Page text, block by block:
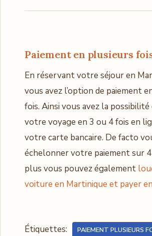
Paiement en plusieurs
En réservant votre séjour en
vous avez l’option de paiement
fois. Ainsi vous avez la possibilité
votre voyage en 3 ou 4 fois en
votre carte bancaire. De facto
échelonner votre paiement sur 4
plus vous pouvez également
voiture en Martinique et payer
Étiquettes: PAIEMENT PLUSIEURS